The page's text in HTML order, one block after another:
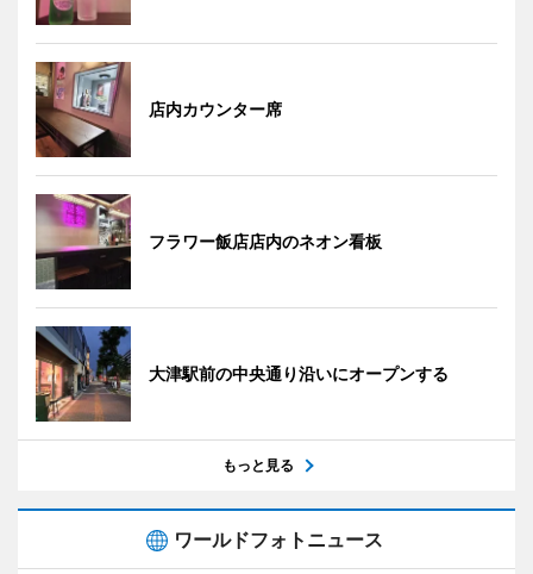
店内カウンター席
フラワー飯店店内のネオン看板
大津駅前の中央通り沿いにオープンする
もっと見る
ワールドフォトニュース